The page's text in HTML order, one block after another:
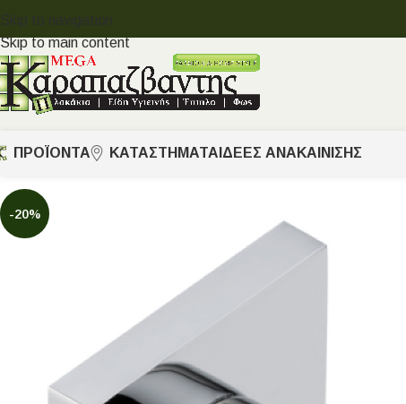
Skip to navigation
Skip to main content
ΠΡΟΪΟΝΤΑ ΚΑΤΑΣΤΗΜΑΤΑ ΙΔΈΕΣ ΑΝΑΚΑΊΝΙΣΗΣ
-20%